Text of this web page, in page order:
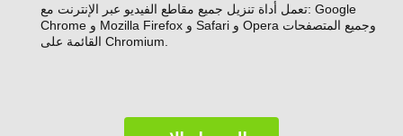
تعمل أداة تنزيل جميع مقاطع الفيديو عبر الإنترنت مع: Google
Chrome و Mozilla Firefox و Safari و Opera وجميع المتصفحات
القائمة على Chromium.